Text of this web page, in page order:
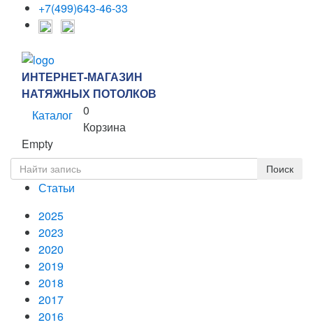
+7(499)643-46-33
ИНТЕРНЕТ-МАГАЗИН
НАТЯЖНЫХ ПОТОЛКОВ
Каталог
0
Корзина
Empty
Статьи
2025
2023
2020
2019
2018
2017
2016